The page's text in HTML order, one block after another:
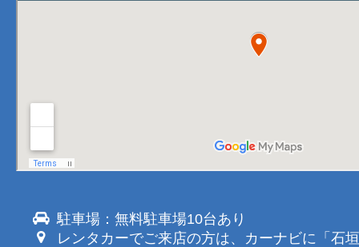
駐車場：無料駐車場10台あり
レンタカーでご来店の方は、カーナビに「石